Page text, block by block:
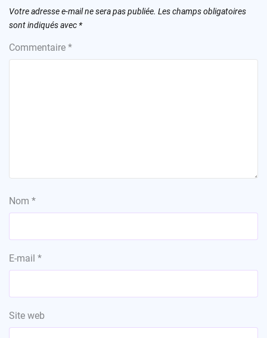
Votre adresse e-mail ne sera pas publiée. Les champs obligatoires
sont indiqués avec *
Commentaire *
Nom *
E-mail *
Site web